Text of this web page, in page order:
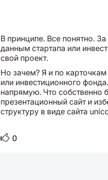
В принципе. Все понятно.
данным стартапа или
свой проект.
Но зачем? Я и по
или инвестиционного
напрямую. Что собственно
презентационный сайт и
структуру в виде сайта
0